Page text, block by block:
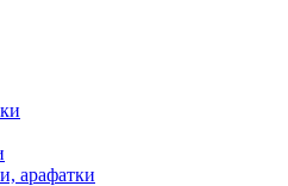
арафатки